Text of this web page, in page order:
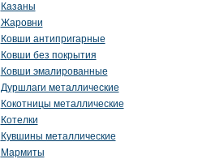
Казаны
Жаровни
Ковши антипригарные
Ковши без покрытия
Ковши эмалированные
Дуршлаги металлические
Кокотницы металлические
Котелки
Кувшины металлические
Мармиты